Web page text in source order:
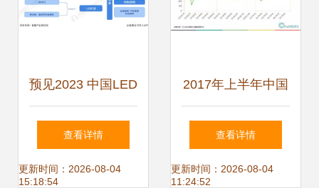
行业高质量发展 库 su模型
预见2023 中国LED
照明行业全景图谱
与发展脉络
查看详情
更新时间：2026-08-04
15:18:54
2017年上半年中国
移动互联网发展分
析报告
查看详情
更新时间：2026-08-04
11:24:52